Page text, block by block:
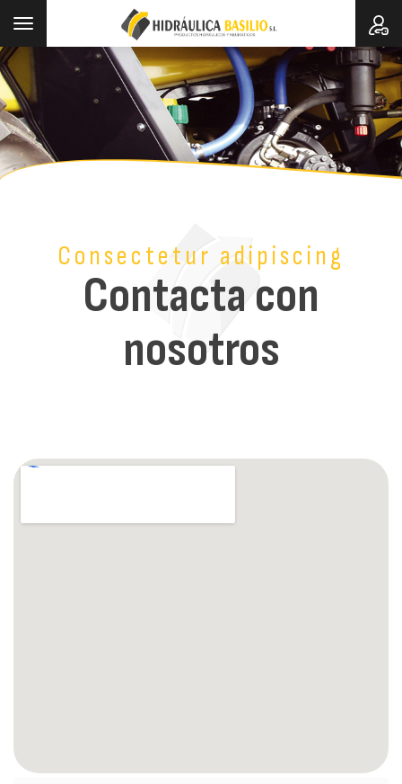
Toggle
navigation
Consectetur adipiscing
Contacta con
nosotros